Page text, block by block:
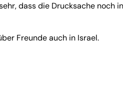
dass die Drucksache noch
Freunde auch in Israel.